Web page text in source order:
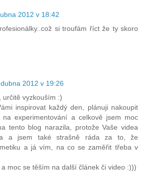
2012 v 18:42
si troufám říct že ty skoro
2012 v 19:26
určitě vyzkouším :)
inspirovat každý den, plánuji nakoupit
na experimentování a celkově jsem moc
tento blog narazila, protože Vaše videa
a jsem také strašně ráda za to, že
a já vím, na co se zaměřit třeba v
moc se těším na další článek či video :)))